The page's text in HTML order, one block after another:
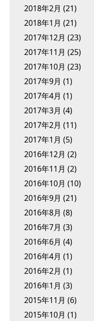
2018年2月 (21)
2018年1月 (21)
2017年12月 (23)
2017年11月 (25)
2017年10月 (23)
2017年9月 (1)
2017年4月 (1)
2017年3月 (4)
2017年2月 (11)
2017年1月 (5)
2016年12月 (2)
2016年11月 (2)
2016年10月 (10)
2016年9月 (21)
2016年8月 (8)
2016年7月 (3)
2016年6月 (4)
2016年4月 (1)
2016年2月 (1)
2016年1月 (3)
2015年11月 (6)
2015年10月 (1)